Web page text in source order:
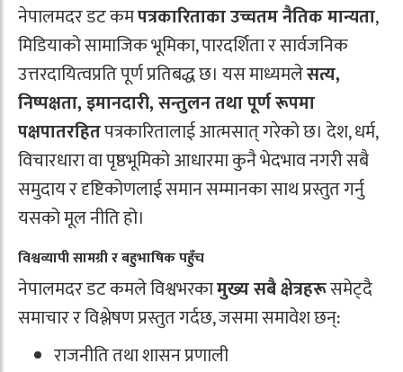
नेपालमदर डट कमपत्रकारिताका उच्चतम नैतिक मान्यता,
मिडियाको सामाजिक भूमिका, पारदर्शिता र सार्वजनिक
उत्तरदायित्वप्रति पूर्ण प्रतिबद्ध छ। यस माध्यमलेसत्य,
निष्पक्षता, इमानदारी, सन्तुलन तथा पूर्ण रूपमा
पक्षपातरहितपत्रकारितालाई आत्मसात् गरेको छ। देश, धर्म,
विचारधारा वा पृष्ठभूमिको आधारमा कुनै भेदभाव नगरी सबै
समुदाय र दृष्टिकोणलाई समान सम्मानका साथ प्रस्तुत गर्नु
यसको मूल नीति हो।
विश्वव्यापी सामग्री र बहुभाषिक पहुँच
नेपालमदर डट कमले विश्वभरकामुख्य सबै क्षेत्रहरूसमेट्दै
समाचार र विश्लेषण प्रस्तुत गर्दछ, जसमा समावेश छन्:
राजनीति तथा शासन प्रणाली